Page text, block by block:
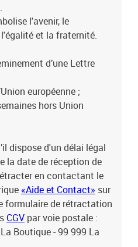
l'avenir, le
et la fraternité.
d’une Lettre
européenne ;
hors Union
dispose d'un délai légal
la date de réception de
en contactant le
«Aide et Contact» sur
formulaire de rétractation
CGV par voie postale :
Boutique - 99 999 La